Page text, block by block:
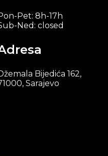
Pet: 8h-17h
Ned: closed
Bijedića 162,
Sarajevo